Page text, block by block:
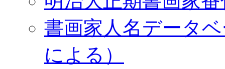
書画家人名データ
による）